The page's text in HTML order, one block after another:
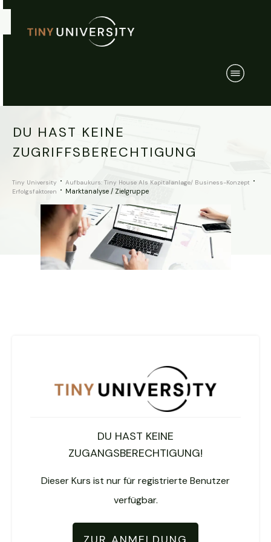
DU HAST KEINE
ZUGRIFFSBERECHTIGUNG
Tiny University
Aufbaukurs: Tiny House Als Kapitalanlage/ Business-Konzept
Erfolgsfaktoren
Marktanalyse / Zielgruppe
DU HAST KEINE
ZUGANGSBERECHTIGUNG!
Dieser Kurs ist nur für registrierte Benutzer
verfügbar.